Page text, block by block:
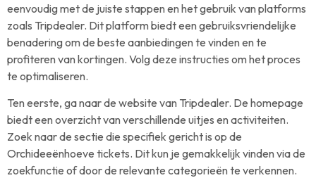
eenvoudig met de juiste stappen en het gebruik van platforms
zoals Tripdealer. Dit platform biedt een gebruiksvriendelijke
benadering om de beste aanbiedingen te vinden en te
profiteren van kortingen. Volg deze instructies om het proces
te optimaliseren.
Ten eerste, ga naar de website van Tripdealer. De homepage
biedt een overzicht van verschillende uitjes en activiteiten.
Zoek naar de sectie die specifiek gericht is op de
Orchideeënhoeve tickets. Dit kun je gemakkelijk vinden via de
zoekfunctie of door de relevante categorieën te verkennen.